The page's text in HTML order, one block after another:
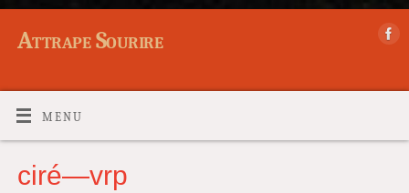
Attrape Sourire
MENU
ciré—vrp